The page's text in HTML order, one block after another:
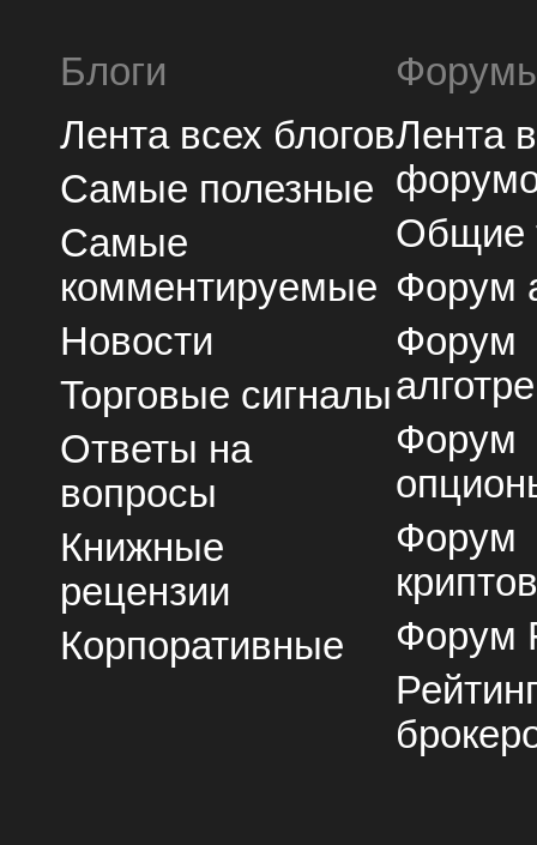
Блоги
Лента всех блогов
Самые полезные
Самые
комментируемые
Новости
Торговые сигналы
Ответы на
вопросы
Книжные
рецензии
Корпоративные
Лента
Общие
Форум
Форум
Форум
Форум
Форум